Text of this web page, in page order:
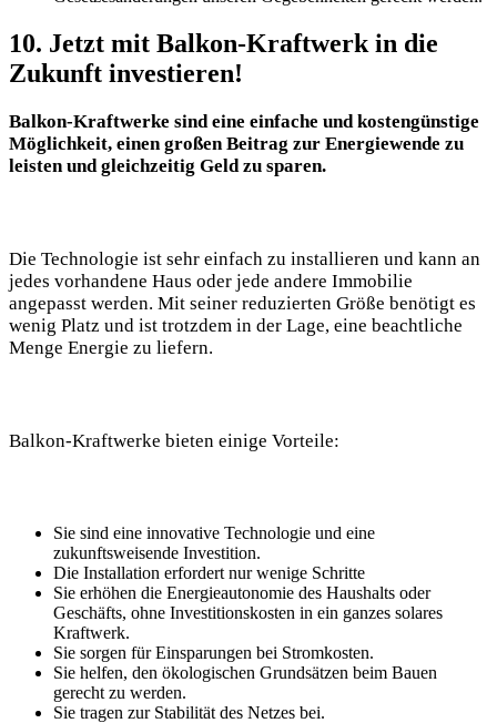
10. Jetzt mit Balkon-Kraftwerk in die
Zukunft investieren!
Balkon-Kraftwerke sind eine einfache und kostengünstige
Möglichkeit, einen großen Beitrag zur Energiewende zu
leisten und gleichzeitig Geld zu sparen.
Die Technologie ist sehr einfach zu installieren und kann an
jedes vorhandene Haus oder jede andere Immobilie
angepasst werden. Mit seiner reduzierten Größe benötigt es
wenig Platz und ist trotzdem in der Lage, eine beachtliche
Menge Energie zu liefern.
Balkon-Kraftwerke bieten einige Vorteile:
Sie sind eine innovative Technologie und eine
zukunftsweisende Investition.
Die Installation erfordert nur wenige Schritte
Sie erhöhen die Energieautonomie des Haushalts oder
Geschäfts, ohne Investitionskosten in ein ganzes solares
Kraftwerk.
Sie sorgen für Einsparungen bei Stromkosten.
Sie helfen, den ökologischen Grundsätzen beim Bauen
gerecht zu werden.
Sie tragen zur Stabilität des Netzes bei.